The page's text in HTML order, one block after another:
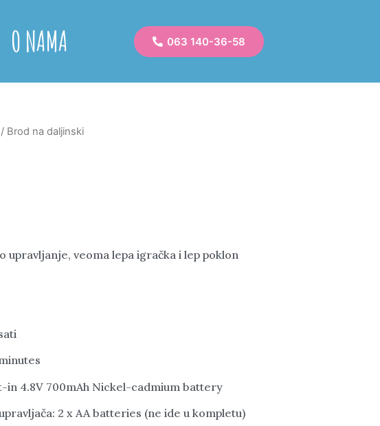
O NAMA 063 140-36-58
/ Brod na daljinski
upravljanje, veoma lepa igračka i lep poklon
in 4.8V 700mAh Nickel-cadmium battery
2 x AA batteries (ne ide u kompletu)